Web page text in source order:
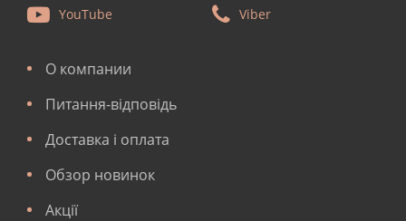
YouTube Viber
О компании
Питання-відповідь
Доставка і оплата
Обзор новинок
Акції